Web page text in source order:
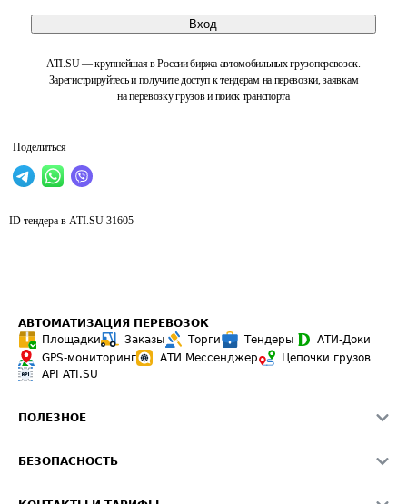
Вход
ATI.SU — крупнейшая в России биржа автомобильных грузоперевозок.
Зарегистрируйтесь и получите доступ к тендерам на перевозки, заявкам
на перевозку грузов и поиск транспорта
Поделиться
ID тендера в ATI.SU 31605
АВТОМАТИЗАЦИЯ ПЕРЕВОЗОК
Площадки
Заказы Торги Тендеры
АТИ-Доки
GPS-мониторинг
АТИ Мессенджер
Цепочки грузов
API ATI.SU
ПОЛЕЗНОЕ
Звезды ATI.SU на вашем сайте
БЕЗОПАСНОСТЬ